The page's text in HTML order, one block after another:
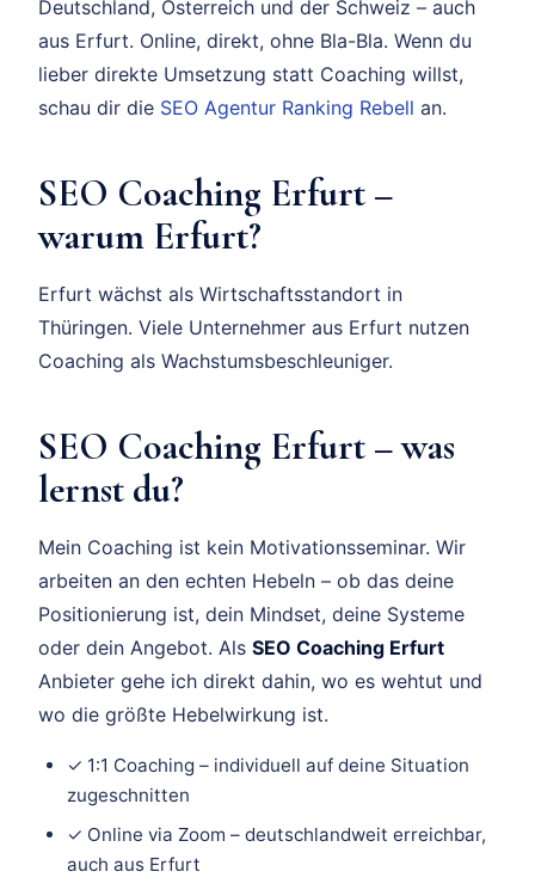
Deutschland, Österreich und der Schweiz – auch
aus Erfurt. Online, direkt, ohne Bla-Bla. Wenn du
lieber direkte Umsetzung statt Coaching willst,
schau dir die SEO Agentur Ranking Rebell an.
SEO Coaching Erfurt –
warum Erfurt?
Erfurt wächst als Wirtschaftsstandort in
Thüringen. Viele Unternehmer aus Erfurt nutzen
Coaching als Wachstumsbeschleuniger.
SEO Coaching Erfurt – was
lernst du?
Mein Coaching ist kein Motivationsseminar. Wir
arbeiten an den echten Hebeln – ob das deine
Positionierung ist, dein Mindset, deine Systeme
oder dein Angebot. Als SEO Coaching Erfurt
Anbieter gehe ich direkt dahin, wo es wehtut und
wo die größte Hebelwirkung ist.
✓ 1:1 Coaching – individuell auf deine Situation
zugeschnitten
✓ Online via Zoom – deutschlandweit erreichbar,
auch aus Erfurt